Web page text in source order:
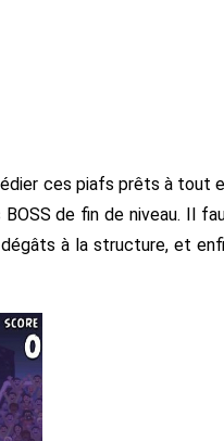
ces piafs prêts à tout
de fin de niveau. Il
dégâts à la structure, et